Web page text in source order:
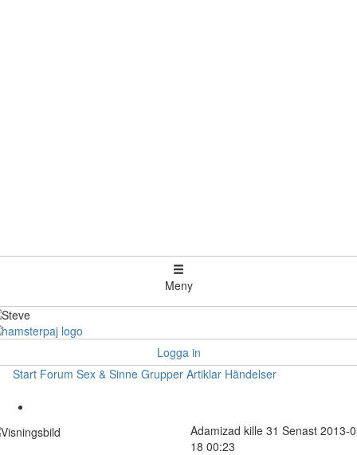
Meny
Logga in
Start Forum Sex & Sinne Grupper Artiklar Händelser
Adamizad kille 31 Senast 2013-
18 00:23